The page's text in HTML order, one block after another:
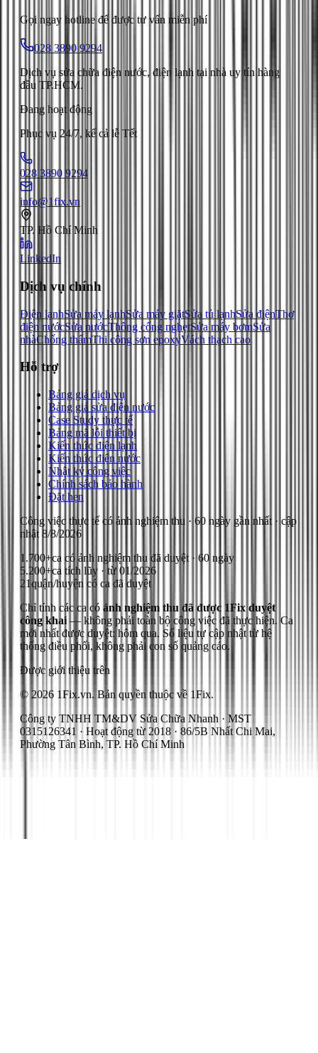
Gọi ngay hotline để được tư vấn miễn phí
028 3890 9294
Dịch vụ sửa chữa điện nước, điện lạnh tại nhà uy tín hàng
đầu TP.HCM.
Đang hoạt động
Phục vụ 24/7, kể cả lễ Tết
028 3890 9294
info@1fix.vn
TP. Hồ Chí Minh
LinkedIn
Dịch vụ chính
Điện lạnhSửa máy lạnhSửa máy giặtSửa tủ lạnhSửa điệnThợ
điện nướcSửa nướcThông cống nghẹtSửa máy bơmSửa
nhàChống thấmThi công sơn epoxyVách thạch cao
Hỗ trợ
Bảng giá dịch vụ
Bảng giá sửa điện nước
Case Study thực tế
Bảng mã lỗi thiết bị
Kiến thức điện lạnh
Kiến thức điện nước
Nhật ký công việc
Chính sách bảo hành
Đặt hẹn
Công việc thực tế có ảnh nghiệm thu · 60 ngày gần nhất · cập
nhật 8/8/2026
1.700+ca có ảnh nghiệm thu đã duyệt · 60 ngày
5.200+ca tích lũy · từ 01/2026
21quận/huyện có ca đã duyệt
Chỉ tính các ca có ảnh nghiệm thu đã được 1Fix duyệt
công khai — không phải toàn bộ công việc đã thực hiện. Ca
mới nhất được duyệt: hôm qua. Số liệu tự cập nhật từ hệ
thống điều phối, không phải con số quảng cáo.
Được giới thiệu trên
© 2026 1Fix.vn. Bản quyền thuộc về 1Fix.
Công ty TNHH TM&DV Sửa Chữa Nhanh · MST
0315126341 · Hoạt động từ 2018 · 86/5B Nhất Chi Mai,
Phường Tân Bình, TP. Hồ Chí Minh